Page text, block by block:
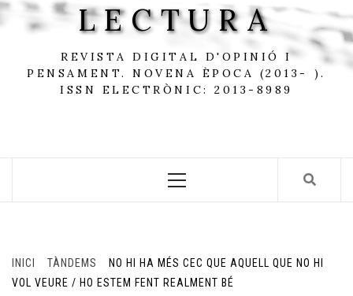
LECTURA
REVISTA DIGITAL D'OPINIÓ I
PENSAMENT. NOVENA ÈPOCA (2013- ).
ISSN ELECTRÒNIC: 2013-8989
Menu
INICI TÀNDEMS
NO HI HA MÉS CEC QUE AQUELL QUE NO HI
VOL VEURE / HO ESTEM FENT REALMENT BÉ